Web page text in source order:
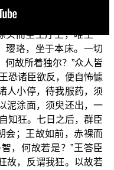
王多智善相，恶雨云
。时百官群臣食恶雨
头而坐王厅上，唯王一
璎珞，坐于本床。一切
何故所着独尔？”众人皆
恐诸臣欲反，便自怖懅
人小停，待我服药，须
泥涂面，须臾还出，一
知狂。七日之后，群臣
会；王故如前，赤裸而
，何故若是？”王答臣
故，反谓我狂。以故若